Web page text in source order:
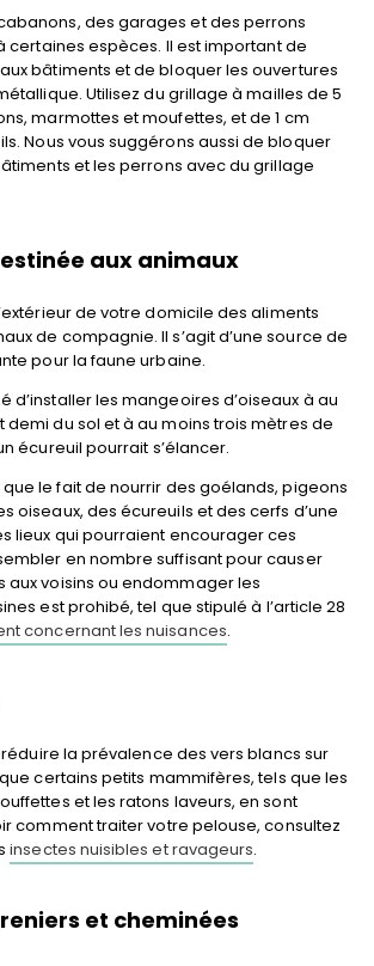
des garages et des perrons
certaines espèces. Il est important de
bâtiments et de bloquer les ouvertures
Utilisez du grillage à mailles de 5
marmottes et moufettes, et de 1 cm
Nous vous suggérons aussi de bloquer
et les perrons avec du grillage
aux animaux
de votre domicile des aliments
de compagnie. Il s’agit d’une source de
pour la faune urbaine.
d’installer les mangeoires d’oiseaux à au
demi du sol et à au moins trois mètres de
écureuil pourrait s’élancer.
le fait de nourrir des goélands, pigeons
oiseaux, des écureuils et des cerfs d’une
lieux qui pourraient encourager ces
en nombre suffisant pour causer
aux voisins ou endommager les
est prohibé, tel que stipulé à l’article 28
concernant les nuisances.
la prévalence des vers blancs sur
certains petits mammifères, tels que les
et les ratons laveurs, en sont
comment traiter votre pelouse, consultez
insectes nuisibles et ravageurs.
et cheminées